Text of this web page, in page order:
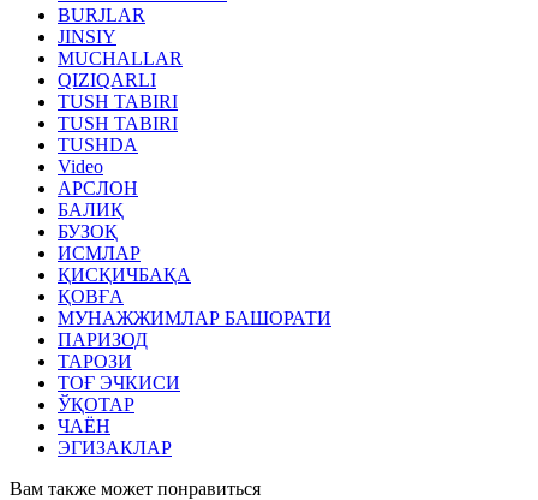
BURJLAR
JINSIY
MUCHALLAR
QIZIQARLI
TUSH TABIRI
TUSH TABIRI
TUSHDA
Video
АРСЛОН
БАЛИҚ
БУЗОҚ
ИСМЛАР
ҚИСҚИЧБАҚА
ҚОВҒА
МУНАЖЖИМЛАР БАШОРАТИ
ПАРИЗОД
ТАРОЗИ
ТОҒ ЭЧКИСИ
ЎҚОТАР
ЧАЁН
ЭГИЗАКЛАР
Вам также может понравиться